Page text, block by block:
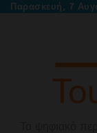
SkipΠαρασκευή, 7